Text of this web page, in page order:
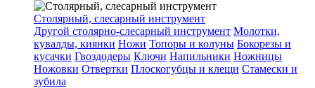
Столярный, слесарный инструмент
Другой столярно-слесарный инструмент Молотки,
кувалды, киянки Ножи Топоры и колуны Бокорезы и
кусачки Гвоздодеры Ключи Напильники Ножницы
Ножовки Отвертки Плоскогубцы и клещи Стамески и
зубила